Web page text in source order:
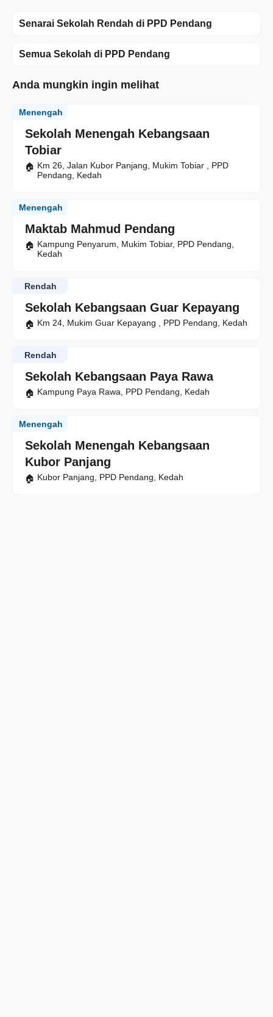
Senarai Sekolah Rendah di PPD Pendang
Semua Sekolah di PPD Pendang
Anda mungkin ingin melihat
Sekolah Menengah Kebangsaan
Tobiar
Menengah
Km 26, Jalan Kubor Panjang, Mukim Tobiar , PPD
Pendang, Kedah
Maktab Mahmud Pendang
Menengah
Kampung Penyarum, Mukim Tobiar, PPD Pendang,
Kedah
Sekolah Kebangsaan Guar Kepayang
Rendah
Km 24, Mukim Guar Kepayang , PPD Pendang, Kedah
Sekolah Kebangsaan Paya Rawa
Rendah
Kampung Paya Rawa, PPD Pendang, Kedah
Sekolah Menengah Kebangsaan
Kubor Panjang
Menengah
Kubor Panjang, PPD Pendang, Kedah